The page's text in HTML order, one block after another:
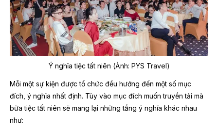
Ý nghĩa tiệc tất niên (Ảnh: PYS Travel)
Mỗi một sự kiện được tổ chức đều hướng đến một số mục
đích, ý nghĩa nhất định. Tùy vào mục đích muốn truyền tải mà
bữa tiệc tất niên sẽ mang lại những tầng ý nghĩa khác nhau
như: